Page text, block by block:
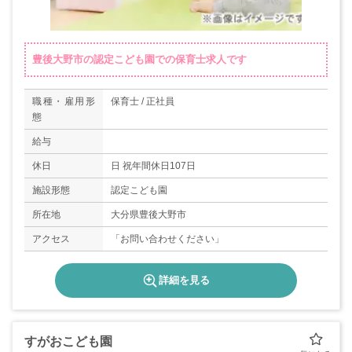
豊後大野市の認定こども園での保育士求人です
職種・雇用形
態
保育士 / 正社員
給与
休日 日 祝年間休日107日
施設形態 認定こども園
所在地 大分県豊後大野市
アクセス 「お問い合わせください」
詳細を見る
すがおこども園